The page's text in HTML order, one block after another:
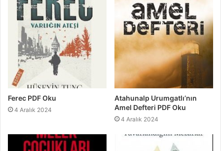
Ferec PDF Oku
4 Aralık 2024
Atahunalp Urumgatlı’nın
Amel Defteri PDF Oku
4 Aralık 2024